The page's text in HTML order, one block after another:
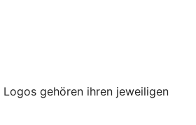
Logos gehören ihren jeweiligen